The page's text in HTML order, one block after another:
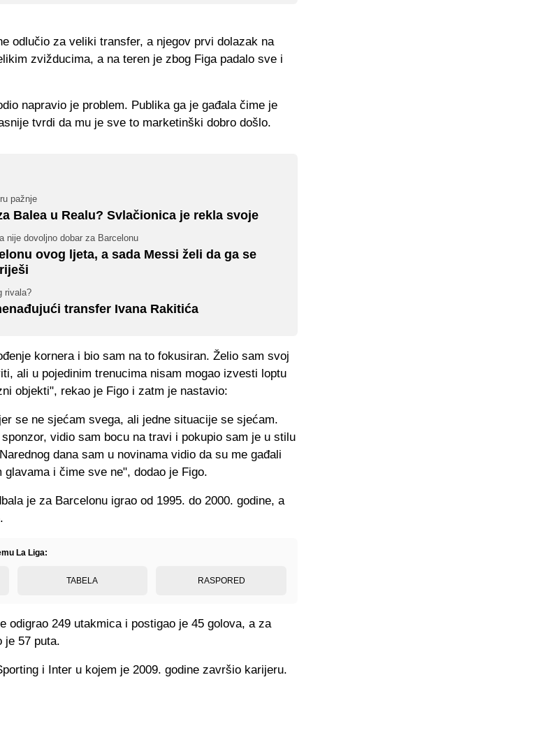
odlučio za veliki transfer, a njegov prvi dolazak na
zvižducima, a na teren je zbog Figa padalo sve i
napravio je problem. Publika ga je gađala čime je
tvrdi da mu je sve to marketinški dobro došlo.
pažnje
Balea u Realu? Svlačionica je rekla svoje
nije dovoljno dobar za Barcelonu
ovog ljeta, a sada Messi želi da ga se
rivala?
transfer Ivana Rakitića
kornera i bio sam na to fokusiran. Želio sam svoj
ali u pojedinim trenucima nisam mogao izvesti loptu
objekti", rekao je Figo i zatm je nastavio:
se ne sjećam svega, ali jedne situacije se sjećam.
vidio sam bocu na travi i pokupio sam je u stilu
dana sam u novinama vidio da su me gađali
i čime sve ne", dodao je Figo.
je za Barcelonu igrao od 1995. do 2000. godine, a
La Liga:
TABELA RASPORED
odigrao 249 utakmica i postigao je 45 golova, a za
je 57 puta.
i Inter u kojem je 2009. godine završio karijeru.